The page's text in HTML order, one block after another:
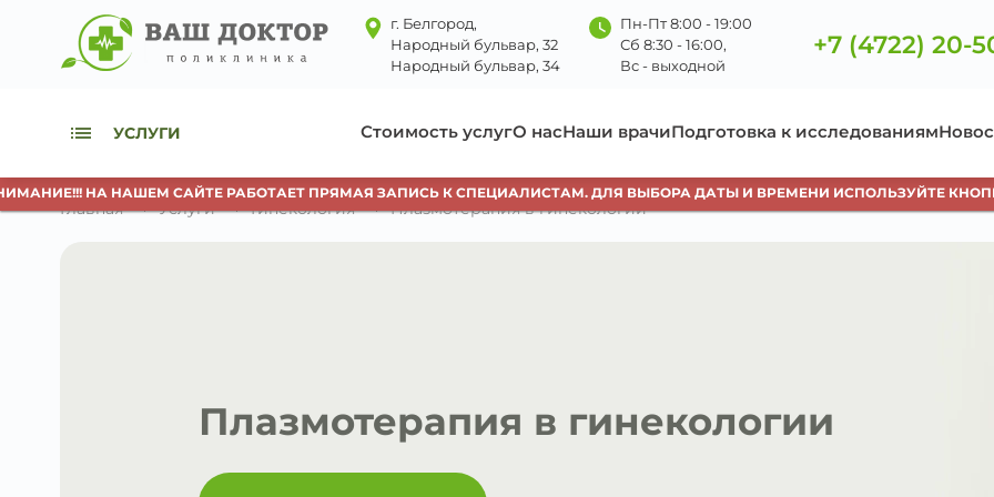
г. Белгород,
Народный бульвар, 32
Народный бульвар, 34
Пн-Пт 8:00 - 19:00
Сб 8:30 - 16:00,
Вс - выходной
+7 (4722) 20-
УСЛУГИ Стоимость услугО насНаши врачиПодготовка к исследованиям
НА НАШЕМ САЙТЕ РАБОТАЕТ ПРЯМАЯ ЗАПИСЬ К СПЕЦИАЛИСТАМ. ДЛЯ ВЫБОРА ДАТЫ И ВРЕМЕНИ ИСПОЛЬЗУЙТЕ КНОПКУ
Главная Услуги Гинекология Плазмотерапия в гинекологии
Плазмотерапия в гинекологии